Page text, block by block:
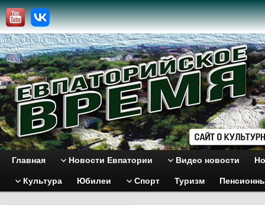
Главная Новости Евпатории Видео новости
Культура Юбилеи Спорт Туризм